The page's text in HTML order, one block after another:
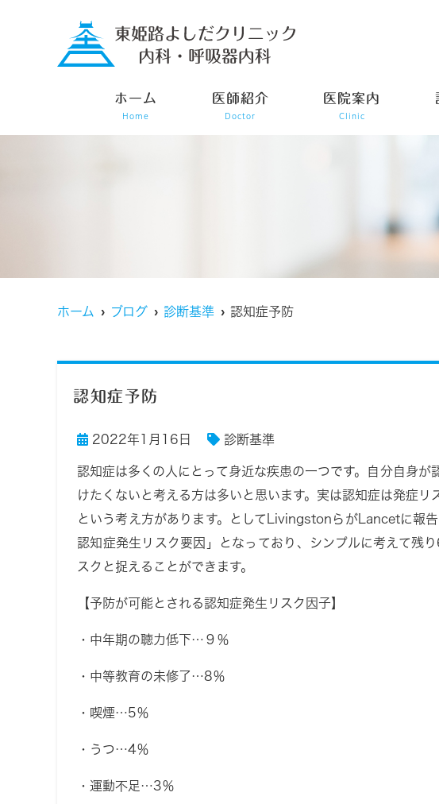
ホーム
Home
医師紹介
Doctor
医院案内
Clinic
ホーム ブログ 診断基準 認知症予防
認知症予防
2022年1月16日 診断基準
認知症は多くの人にとって身近な疾患の一つです。自分自身
けたくないと考える方は多いと思います。実は認知症は発症
という考え方があります。としてLivingstonらがLancetに報
認知症発生リスク要因」となっており、シンプルに考えて残
スクと捉えることができます。
【予防が可能とされる認知症発生リスク因子】
・中年期の聴力低下…９％
・中等教育の未修了…8％
・喫煙…5％
・うつ…4％
・運動不足…3％